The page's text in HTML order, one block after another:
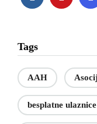
Tags
AAH
besplatne ulaznice